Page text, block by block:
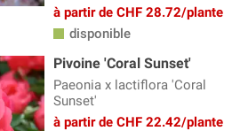
à partir de CHF 28.72/plante
disponible
Pivoine 'Coral Sunset'
Paeonia x lactiflora 'Coral
Sunset'
à partir de CHF 22.42/plante